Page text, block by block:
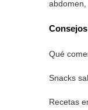
abdomen,
Qué
Snacks
Recetas